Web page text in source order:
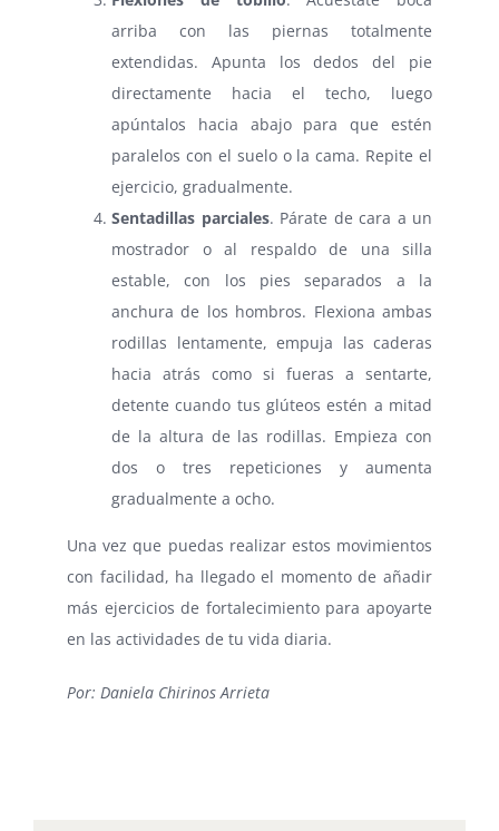
arriba con las piernas totalmente
extendidas. Apunta los dedos del pie
directamente hacia el techo, luego
apúntalos hacia abajo para que estén
paralelos con el suelo o la cama. Repite el
ejercicio, gradualmente.
Sentadillas parciales. Párate de cara a un
mostrador o al respaldo de una silla
estable, con los pies separados a la
anchura de los hombros. Flexiona ambas
rodillas lentamente, empuja las caderas
hacia atrás como si fueras a sentarte,
detente cuando tus glúteos estén a mitad
de la altura de las rodillas. Empieza con
dos o tres repeticiones y aumenta
gradualmente a ocho.
Una vez que puedas realizar estos movimientos
con facilidad, ha llegado el momento de añadir
más ejercicios de fortalecimiento para apoyarte
en las actividades de tu vida diaria.
Por: Daniela Chirinos Arrieta